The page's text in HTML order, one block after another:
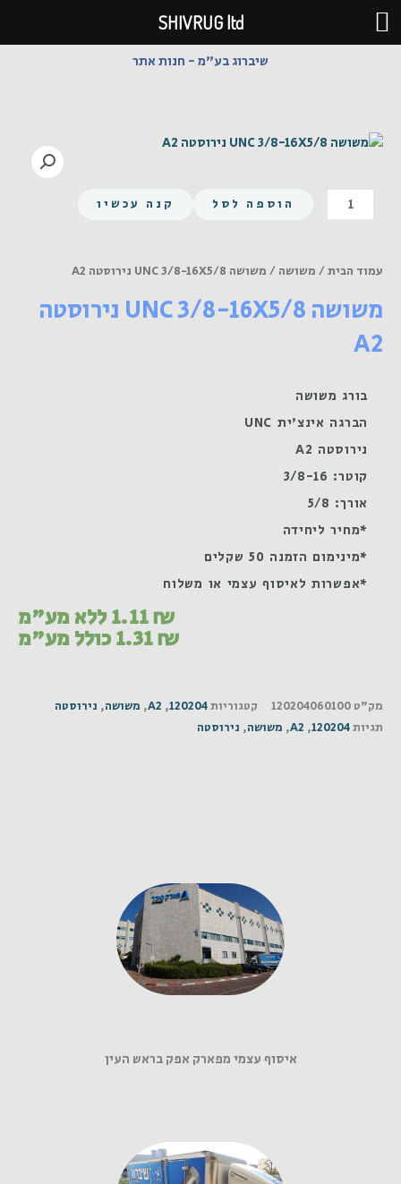
דילוג
לתוכן
שיברוג בע"מ - חנות אתר
כמות
של
16X5/8
A2
הוספה לסל קנה עכשיו
עמוד הבית/ משושה / משושה UNC 3/8-16X5/8 נירוסטה A2
משושה UNC 3/8-16X5/8 נירוסטה
A2
בורג משושה
הברגה אינצ'ית UNC
נירוסטה A2
קוטר: 3/8-16
אורך: 5/8
*מחיר ליחידה
*מינימום הזמנה 50 שקלים
*אפשרות לאיסוף עצמי או משלוח
1.11₪ ללא מע"מ
1.31₪ כולל מע"מ
מק"ט 120204060100 קטגוריות120204
,
A2
, משושה, נירוסטה
תגיות120204
,
A2
, משושה, נירוסטה
איסוף עצמי מפארק אפק בראש העין
SHIVRUG ltd